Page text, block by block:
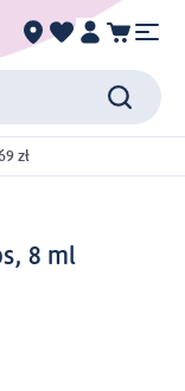
zł
8 ml